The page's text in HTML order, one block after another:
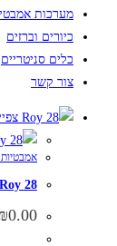
מערכות
כיורים וברזים
כלים סניטריים
צור קשר
אמבטיות
Roy 28
₪0.00